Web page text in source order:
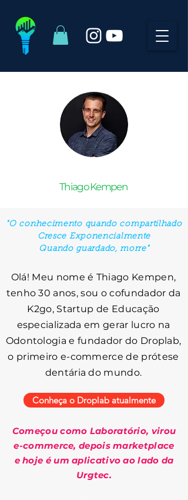
Thiago Kempen
"O conhecimento quando compartilhado
Cresce Exponencialmente
Quando guardado, morre"
Olá! Meu nome é Thiago Kempen,
tenho 30 anos, sou o cofundador da
K2go, Startup de Educação
especializada em gerar lucro na
Odontologia e fundador do Droplab,
o primeiro e-commerce de prótese
dentária do mundo.
Conheça o Droplab atualmente
Começou como Laboratório, virou
e-commerce, depois marketplace
e hoje é um aplicativo ao lado da
Urgtec.